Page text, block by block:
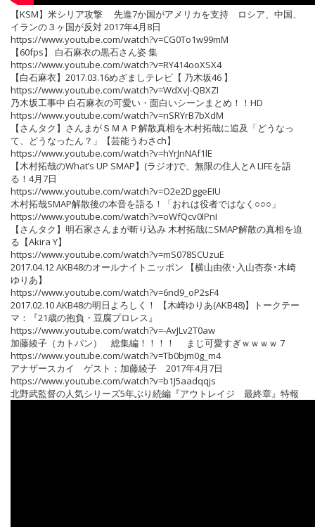
【KSM】米シリア攻撃 先進7か国がアメリカを支持 ロシア、中国、
イランの３ヶ国が反対 2017年4月8日
https://www.youtube.com/watch?v=CG0To1w99mM
【60fps】 白石麻衣の黒石さん姿 集
https://www.youtube.com/watch?v=RY414ooXSX4
【白石麻衣】2017.03.16めざましテレビ【 乃木坂46 】
https://www.youtube.com/watch?v=WdXvJ-QBXZI
乃木坂工事中 白石麻衣の可愛い・面白いシーンまとめ！！HD
https://www.youtube.com/watch?v=nSRYrB7bXdM
【さんタク】さんまがＳＭＡＰ解散真相を木村拓哉に追及「どうなっ
て、どうなったん？」【芸能うわさch】
https://www.youtube.com/watch?v=hYrJnNAf1lE
【木村拓哉のWhat’s UP SMAP】(ラジオ)で、無限の住人とA LIFEを語
る！4月7日
https://www.youtube.com/watch?v=O2e2DggeEIU
木村拓哉SMAP解散後の本音を語る！「おれは役者ではなく○○○」
https://www.youtube.com/watch?v=oWfQcv0lPnI
【さんタク】明石家さんまが斬り込み 木村拓哉にSMAP解散の真相を迫
る【Akira Y】
https://www.youtube.com/watch?v=mS078SCUzuE
2017.04.12 AKB48のオールナイトニッポン 【横山由依･入山杏奈･木崎
ゆりあ】
https://www.youtube.com/watch?v=6nd9_oP2sF4
2017.02.10 AKB48の明日よろしく！ 【木崎ゆりあ(AKB48)】トークテー
マ：『21歳の抱負・豆腐プロレス』
https://www.youtube.com/watch?v=-AvJLv2T0aw
加藤綾子（カトパン） 総集編！！！！ まじ可愛すぎｗｗｗｗ 7
https://www.youtube.com/watch?v=Tb0bjm0g_m4
アナザースカイ ゲスト：加藤綾子 2017年4月7日
https://www.youtube.com/watch?v=b1J5aadqqjs
北野武監督の人気シリーズ5年ぶり続編『アウトレイジ 最終章』特報